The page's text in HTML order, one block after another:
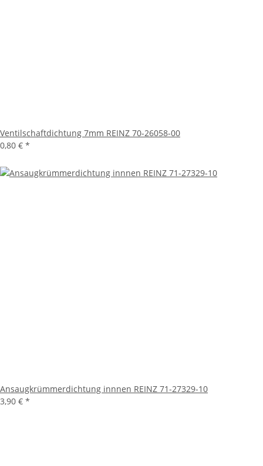
Ventilschaftdichtung 7mm REINZ 70-26058-00
0,80 € *
Ansaugkrümmerdichtung innnen REINZ 71-27329-10
3,90 € *